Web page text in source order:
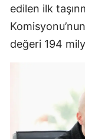
edilen ilk
değeri 194